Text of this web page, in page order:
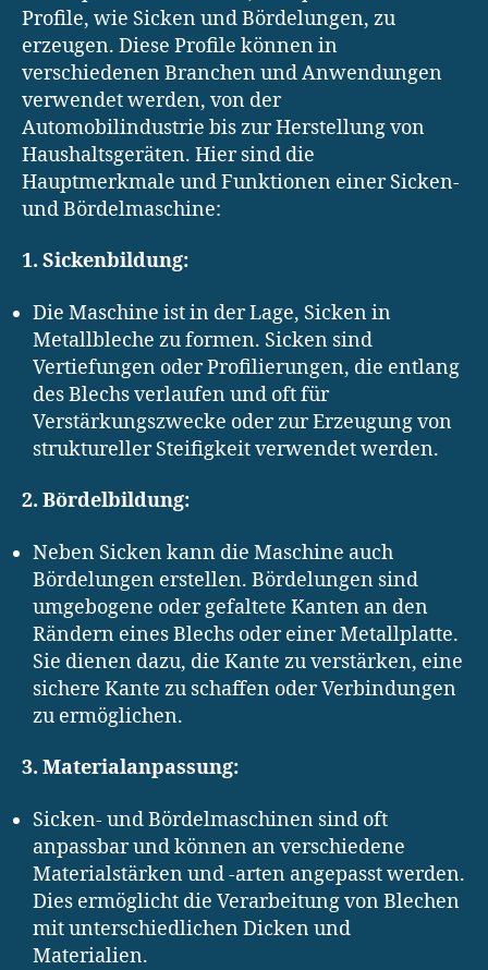
Profile, wie Sicken und Bördelungen, zu
erzeugen. Diese Profile können in
verschiedenen Branchen und Anwendungen
verwendet werden, von der
Automobilindustrie bis zur Herstellung von
Haushaltsgeräten. Hier sind die
Hauptmerkmale und Funktionen einer Sicken-
und Bördelmaschine:
1. Sickenbildung:
Die Maschine ist in der Lage, Sicken in
Metallbleche zu formen. Sicken sind
Vertiefungen oder Profilierungen, die entlang
des Blechs verlaufen und oft für
Verstärkungszwecke oder zur Erzeugung von
struktureller Steifigkeit verwendet werden.
2. Bördelbildung:
Neben Sicken kann die Maschine auch
Bördelungen erstellen. Bördelungen sind
umgebogene oder gefaltete Kanten an den
Rändern eines Blechs oder einer Metallplatte.
Sie dienen dazu, die Kante zu verstärken, eine
sichere Kante zu schaffen oder Verbindungen
zu ermöglichen.
3. Materialanpassung:
Sicken- und Bördelmaschinen sind oft
anpassbar und können an verschiedene
Materialstärken und -arten angepasst werden.
Dies ermöglicht die Verarbeitung von Blechen
mit unterschiedlichen Dicken und
Materialien.